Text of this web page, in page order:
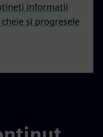
informații
și progresele